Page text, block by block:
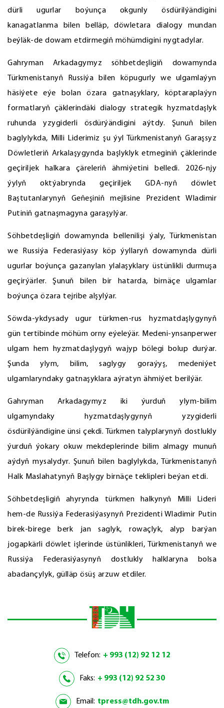
dürli ugurlar boýunça okgunly ösdürilýändigini
kanagatlanma bilen belläp, döwletara dialogy mundan
beýläk-de dowam etdirmegiň möhümdigini nygtadylar.
Gahryman Arkadagymyz söhbetdeşligiň dowamynda
Türkmenistanyň Russiýa bilen köpugurly we ulgamlaýyn
häsiýete eýe bolan özara gatnaşyklary, köptaraplaýyn
formatlaryň çäklerindäki dialogy strategik hyzmatdaşlyk
ruhunda yzygiderli ösdürýändigini aýtdy. Şunuň bilen
baglylykda, Milli Liderimiz şu ýyl Türkmenistanyň Garaşsyz
Döwletleriň Arkalaşygynda başlyklyk etmeginiň çäklerinde
geçiriljek halkara çäreleriň ähmiýetini belledi. 2026-njy
ýylyň oktýabrynda geçiriljek GDA-nyň döwlet
Baştutanlarynyň Geňeşiniň mejlisine Prezident Wladimir
Putiniň gatnaşmagyna garaşylýar.
Söhbetdeşligiň dowamynda bellenilişi ýaly, Türkmenistan
we Russiýa Federasiýasy köp ýyllaryň dowamynda dürli
ugurlar boýunça gazanylan ylalaşyklary üstünlikli durmuşa
geçirýärler. Şunuň bilen bir hatarda, birnäçe ulgamlar
boýunça özara tejribe alşylýar.
Söwda-ykdysady ugur türkmen-rus hyzmatdaşlygynyň
gün tertibinde möhüm orny eýeleýär. Medeni-ynsanperwer
ulgam hem hyzmatdaşlygyň wajyp bölegi bolup durýar.
Şunda ylym, bilim, saglygy goraýyş, medeniýet
ulgamlaryndaky gatnaşyklara aýratyn ähmiýet berilýär.
Gahryman Arkadagymyz iki ýurduň ylym-bilim
ulgamyndaky hyzmatdaşlygynyň yzygiderli
ösdürilýändigine ünsi çekdi. Türkmen talyplarynyň dostlukly
ýurduň ýokary okuw mekdeplerinde bilim almagy munuň
aýdyň mysalydyr. Şunuň bilen baglylykda, Türkmenistanyň
Halk Maslahatynyň Başlygy birnäçe teklipleri beýan etdi.
Söhbetdeşligiň ahyrynda türkmen halkynyň Milli Lideri
hem-de Russiýa Federasiýasynyň Prezidenti Wladimir Putin
birek-birege berk jan saglyk, rowaçlyk, alyp barýan
jogapkärli döwlet işlerinde üstünlikleri, Türkmenistanyň we
Russiýa Federasiýasynyň dostlukly halklaryna bolsa
abadançylyk, gülläp ösüş arzuw etdiler.
Telefon: + 993 (12) 92 12 12
Faks: + 993 (12) 92 52 30
Email: tpress@tdh.gov.tm